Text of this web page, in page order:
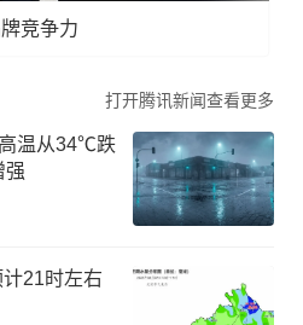
竞争力
打开腾讯新闻查看更多
温从34℃跌
强
21时左右